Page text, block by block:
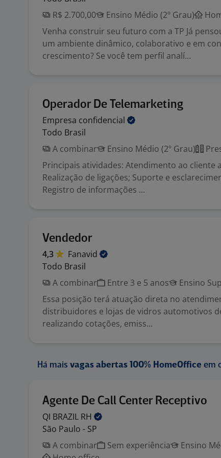
R$ 2.700,00
Ensino Médio (2º Grau)
Venha construir seu futuro com a TP Já
um ambiente dinâmico, colaborativo e em
crescimento? Se você tem perfil analí...
Operador De Telemarketing
Empresa confidencial
Todo Brasil
A combinar
Ensino Médio (2º Grau)
Principais atividades: Atendimento ao cliente
Realização de ligações; Suporte e
Registro de informações ...
Vendedor
4,3
Fanavid
Todo Brasil
A combinar
Entre 3 e 5 anos Ensino
Essa posição terá atuação direta no
distribuidores e lojas de vidros automotivos
realizando cotações, emiss...
Há mais vagas abertas 100% HomeOffice em
Agente De Call Center Receptivo
QI BRAZIL RH
São Paulo - SP
A combinar
Sem experiência
Ensino